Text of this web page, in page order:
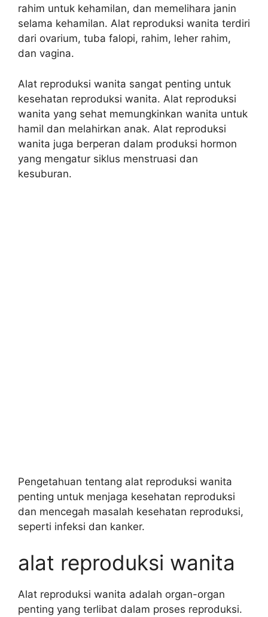
rahim untuk kehamilan, dan memelihara janin
selama kehamilan. Alat reproduksi wanita terdiri
dari ovarium, tuba falopi, rahim, leher rahim,
dan vagina.
Alat reproduksi wanita sangat penting untuk
kesehatan reproduksi wanita. Alat reproduksi
wanita yang sehat memungkinkan wanita untuk
hamil dan melahirkan anak. Alat reproduksi
wanita juga berperan dalam produksi hormon
yang mengatur siklus menstruasi dan
kesuburan.
Pengetahuan tentang alat reproduksi wanita
penting untuk menjaga kesehatan reproduksi
dan mencegah masalah kesehatan reproduksi,
seperti infeksi dan kanker.
alat reproduksi wanita
Alat reproduksi wanita adalah organ-organ
penting yang terlibat dalam proses reproduksi.